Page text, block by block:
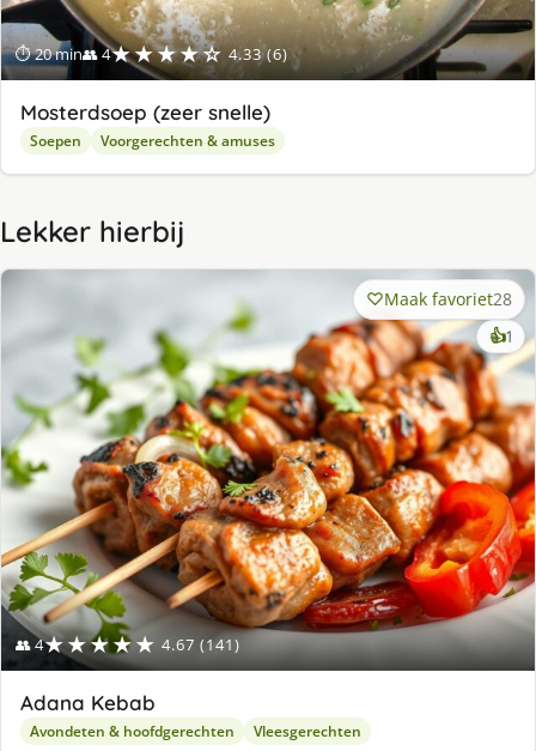
⏱ 20 min👥 4★★★★☆ 4.33 (6)
Mosterdsoep (zeer snelle)
Soepen Voorgerechten & amuses
Lekker hierbij
👥 4★★★★★ 4.67 (141)
Maak favoriet28
👍1
Adana Kebab
Avondeten & hoofdgerechten Vleesgerechten